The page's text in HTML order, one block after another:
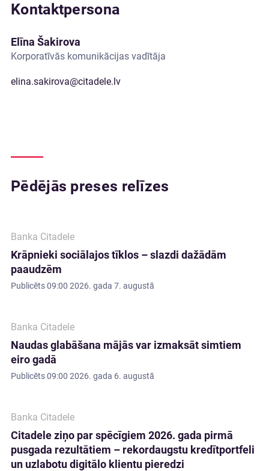
Kontaktpersona
Elīna Šakirova
Korporatīvās komunikācijas vadītāja
elina.sakirova@citadele.lv
Pēdējās preses relīzes
Banka Citadele
Krāpnieki sociālajos tīklos – slazdi dažādām
paaudzēm
Publicēts09:00 2026. gada 7. augustā
Banka Citadele
Naudas glabāšana mājās var izmaksāt simtiem
eiro gadā
Publicēts09:00 2026. gada 6. augustā
Banka Citadele
Citadele ziņo par spēcīgiem 2026. gada pirmā
pusgada rezultātiem – rekordaugstu kredītportfeli
un uzlabotu digitālo klientu pieredzi